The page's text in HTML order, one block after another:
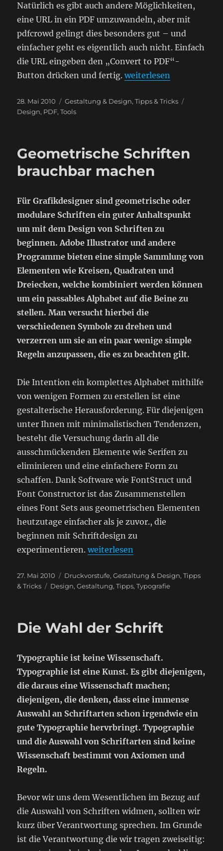
Natürlich es gibt auch andere Möglichkeiten,
eine URL in ein PDF umzuwandeln, aber mit
pdfcrowd gelingt dies besonders gut – und
einfacher geht es eigentlich auch nicht. Einfach
die URL eingeben den „Convert to PDF“-
Button drücken und fertig.„PDF-Konverter – die
weiterlesen
Veröffentlicht
am
28. Mai 2010 Kategorien
Gestaltung & Design,Tipps & Tricks
Design, PDF,Tools
Geometrische Schriften
brauchbar machen
Für Grafikdesigner sind geometrische oder
modulare Schriften ein guter Anhaltspunkt
um mit dem Design von Schriften zu
beginnen. Adobe Illustrator und andere
Programme bieten eine simple Sammlung von
Elementen wie Kreisen, Quadraten und
Dreiecken, welche kombiniert werden können
um ein passables Alphabet auf die Beine zu
stellen. Man versucht hierbei die
verschiedenen Symbole zu drehen und
verzerren um sie an ein paar wenige simple
Regeln anzupassen, die es zu beachten gilt.
Die Intention ein komplettes Alphabet mithilfe
von wenigen Formen zu erstellen ist eine
gestalterische Herausforderung. Für diejenigen
unter Ihnen mit minimalistischen Tendenzen,
besteht die Versuchung darin all die
ausschmückenden Elemente wie Serifen zu
eliminieren und eine einfachere Form zu
schaffen. Dank Software wie FontStruct und
Font Constructor ist das Zusammenstellen
eines Font Sets aus geometrischen Elementen
heutzutage einfacher als je zuvor., die
beginnen mit Schriftdesign zu
experimentieren.„Geometrische Schriften
weiterlesen
Veröffentlicht
am
27. Mai 2010 Kategorien
Druckvorstufe,Gestaltung & Design,Tipps
& Tricks
Schlagwörter
Design,Gestaltung,Tipps,Typografie
Die Wahl der Schrift
Typographie ist keine Wissenschaft.
Typographie ist eine Kunst. Es gibt diejenigen,
die daraus eine Wissenschaft machen;
diejenigen, die denken, dass eine immense
Auswahl an Schriftarten schon irgendwie ein
gute Typographie hervrbringt. Typographie
und die Auswahl von Schriftarten sind keine
Wissenschaft bestimmt von Axiomen und
Regeln.
Bevor wir uns dem Wesentlichen im Bezug auf
die Auswahl von Schriften widmen, sollten wir
kurz über Verantwortung sprechen. Im Grunde
ist die Verantwortung die wir tragen zweiseitig: